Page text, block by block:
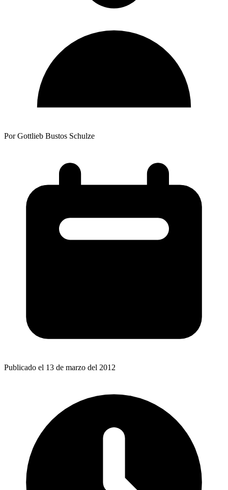
Por Gottlieb Bustos Schulze
Publicado el 13 de marzo del 2012